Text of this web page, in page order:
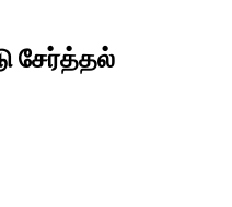
சேர்த்தல்